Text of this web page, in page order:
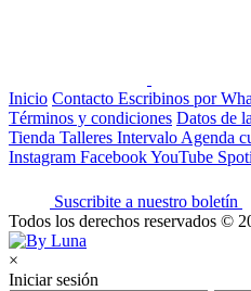
Inicio Contacto Escribinos por
Términos y condiciones Datos de
Tienda Talleres Intervalo Agenda
Instagram FacebookYouTube
Suscribite a nuestro boletín
Todos los derechos reservados ©
×
Iniciar sesión